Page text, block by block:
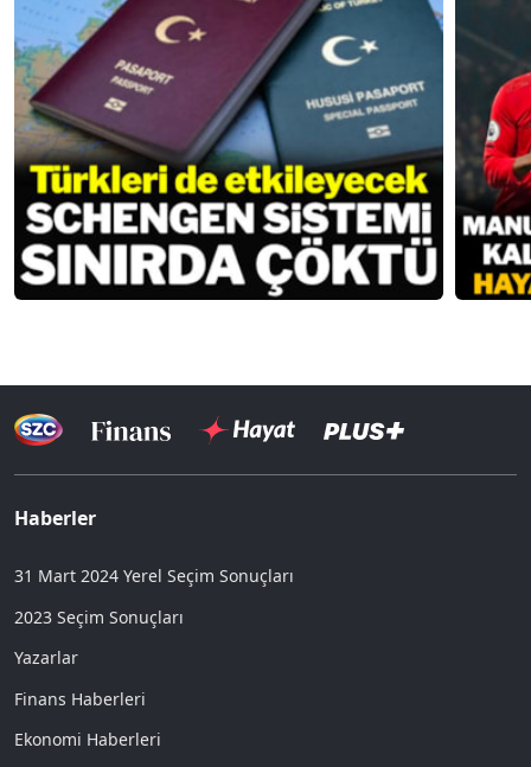
Haberler
31 Mart 2024 Yerel Seçim Sonuçları
2023 Seçim Sonuçları
Yazarlar
Finans Haberleri
Ekonomi Haberleri